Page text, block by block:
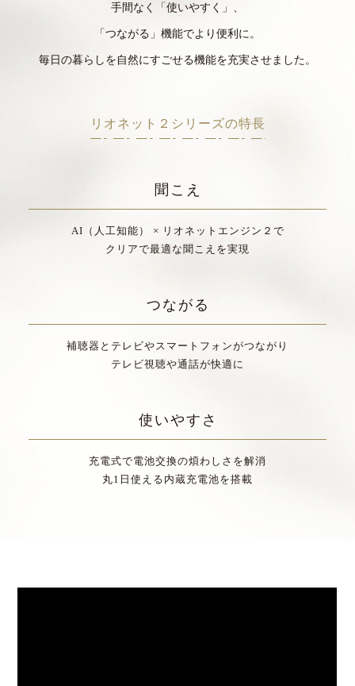
手間なく「使いやすく」、
「つながる」機能でより便利に。
毎日の暮らしを自然にすごせる機能を充実させました。
リオネット２シリーズの特長
聞こえ
AI（人工知能） × リオネットエンジン２で
クリアで最適な聞こえを実現
つながる
補聴器とテレビやスマートフォンがつながり
テレビ視聴や通話が快適に
使いやすさ
充電式で電池交換の煩わしさを解消
丸1日使える内蔵充電池を搭載